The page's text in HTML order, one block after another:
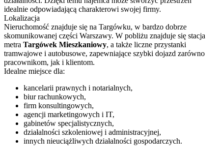
idealnie odpowiadającą charakterowi swojej firmy.
Lokalizacja
Nieruchomość znajduje się na Targówku, w bardzo dobrze
skomunikowanej części Warszawy. W pobliżu znajduje się stacja
metra Targówek Mieszkaniowy, a także liczne przystanki
tramwajowe i autobusowe, zapewniające szybki dojazd zarówno
pracownikom, jak i klientom.
Idealne miejsce dla:
kancelarii prawnych i notarialnych,
biur rachunkowych,
firm konsultingowych,
agencji marketingowych i IT,
gabinetów specjalistycznych,
działalności szkoleniowej i administracyjnej,
innych nieuciążliwych działalności gospodarczych.